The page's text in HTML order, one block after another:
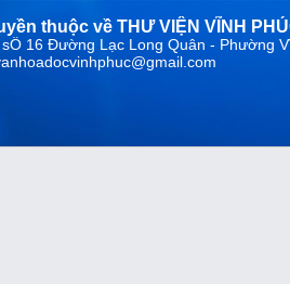
thuộc về THƯ VIỆN VĨNH
16 Đường Lạc Long Quân - Phường